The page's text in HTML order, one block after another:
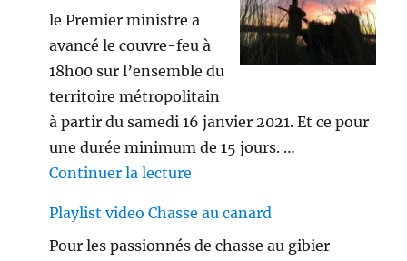
le Premier ministre a
avancé le couvre-feu à
18h00 sur l’ensemble du
territoire métropolitain
à partir du samedi 16 janvier 2021. Et ce pour
une durée minimum de 15 jours. …
Continuer la lecture
Playlist video Chasse au canard
Pour les passionnés de chasse au gibier